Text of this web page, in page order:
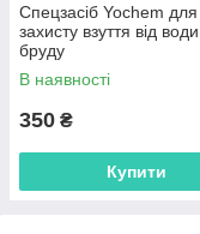
Спецзасіб Yochem для
захисту взуття від води
бруду
мл
В наявності
350 ₴
Купити